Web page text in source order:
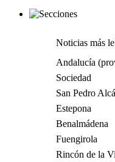
Noticias más
Andalucía
Sociedad
San Pedro
Estepona
Benalmádena
Fuengirola
Rincón de la